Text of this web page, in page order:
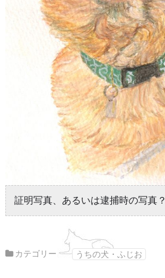
証明写真、あるいは逮捕時の写真？
カテゴリー うちの犬・ふじお